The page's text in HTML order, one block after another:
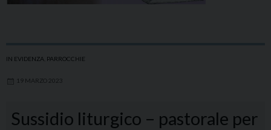
IN EVIDENZA PARROCCHIE
19 MARZO 2023
Sussidio liturgico – pastorale per